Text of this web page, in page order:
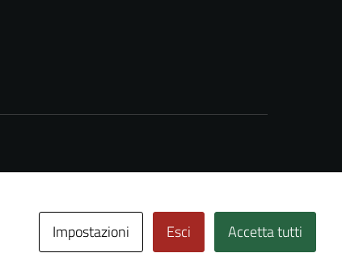
Impostazioni Esci Accetta tutti